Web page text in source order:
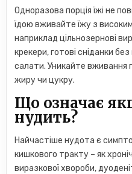
Одноразова порція їжі не
їдою вживайте їжу з
наприклад цільнозернові
крекери, готові сніданки
салати. Уникайте вживання
жиру чи цукру.
Що означає
нудить?
Найчастіше нудота є
кишкового тракту – як
виразкової хвороби,